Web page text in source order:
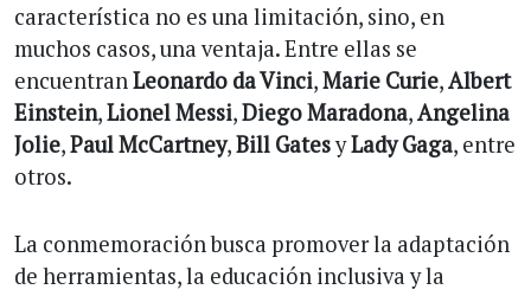
característica no es una limitación, sino, en
muchos casos, una ventaja. Entre ellas se
encuentran Leonardo da Vinci,Marie Curie,Albert
Einstein,Lionel Messi,Diego Maradona,Angelina
Jolie,Paul McCartney,Bill GatesyLady Gaga, entre
otros.
La conmemoración busca promover la adaptación
de herramientas, la educación inclusiva y la